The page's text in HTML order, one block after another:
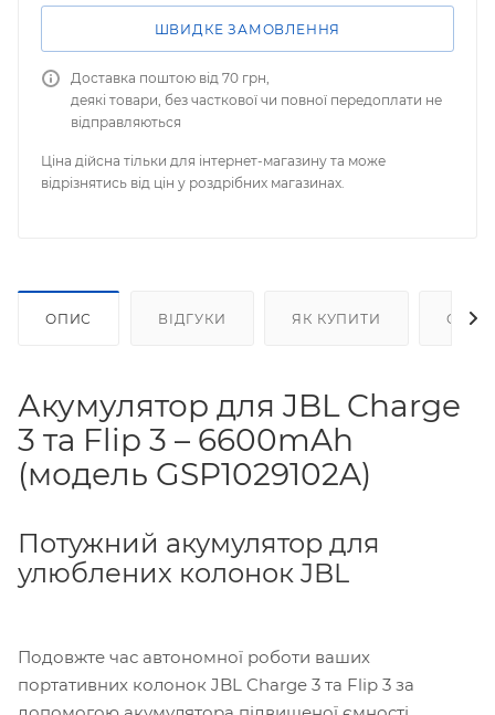
ШВИДКЕ ЗАМОВЛЕННЯ
Доставка поштою від 70 грн,
деякі товари, без часткової чи повної передоплати не
відправляються
Ціна дійсна тільки для інтернет-магазину та може
відрізнятись від цін у роздрібних магазинах.
ОПИС ВІДГУКИ ЯК КУПИТИ
Акумулятор для JBL Charge
3 та Flip 3 – 6600mAh
(модель GSP1029102A)
Потужний акумулятор для
улюблених колонок JBL
Подовжте час автономної роботи ваших
портативних колонок JBL Charge 3 та Flip 3 за